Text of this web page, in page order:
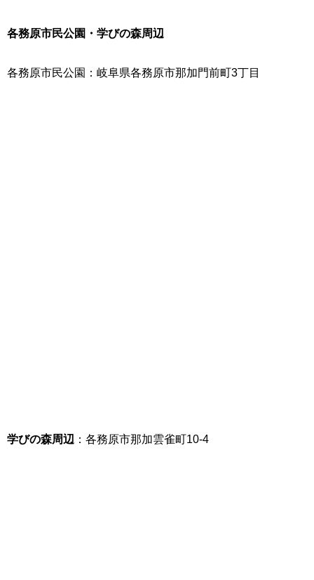
各務原市民公園・学びの森周辺
各務原市民公園：岐阜県各務原市那加門前町3丁目
学びの森周辺 ：各務原市那加雲雀町10-4